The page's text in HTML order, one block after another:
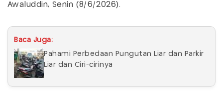
Awaluddin, Senin (8/6/2026).
Baca Juga:
Pahami Perbedaan Pungutan Liar dan Parkir
Liar dan Ciri-cirinya